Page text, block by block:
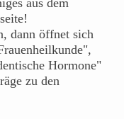
dann öffnet sich
Hormone"
zu den